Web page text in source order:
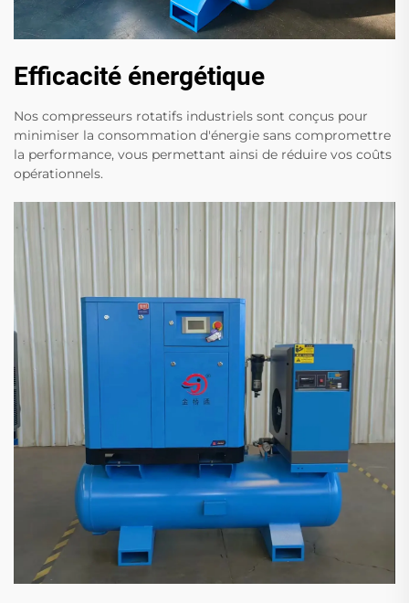
Efficacité énergétique
Nos compresseurs rotatifs industriels sont conçus pour
minimiser la consommation d'énergie sans compromettre
la performance, vous permettant ainsi de réduire vos coûts
opérationnels.